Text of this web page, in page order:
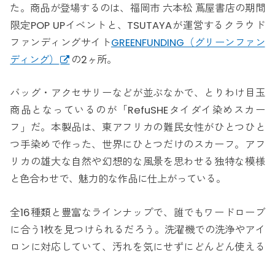
た。商品が登場するのは、福岡市 六本松 蔦屋書店の期間
限定POP UPイベントと、TSUTAYAが運営するクラウド
ファンディングサイトGREENFUNDING（グリーンファン
ディング）
の2ヶ所。
バッグ・アクセサリーなどが並ぶなかで、とりわけ目玉
商品となっているのが「RefuSHEタイダイ染めスカー
フ」だ。本製品は、東アフリカの難民女性がひとつひと
つ手染めで作った、世界にひとつだけのスカーフ。アフ
リカの雄大な自然や幻想的な風景を思わせる独特な模様
と色合わせで、魅力的な作品に仕上がっている。
全16種類と豊富なラインナップで、誰でもワードローブ
に合う1枚を見つけられるだろう。洗濯機での洗浄やアイ
ロンに対応していて、汚れを気にせずにどんどん使える